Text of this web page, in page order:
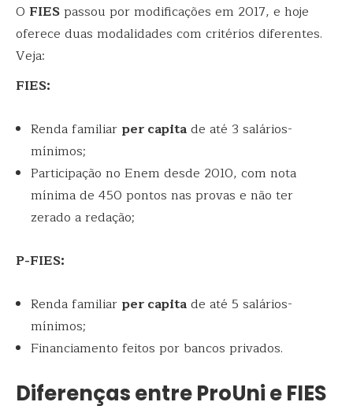
O FIESpassou por modificações em 2017, e hoje
oferece duas modalidades com critérios diferentes.
Veja:
FIES:
Renda familiar per capitade até 3 salários-
mínimos;
Participação no Enem desde 2010, com nota
mínima de 450 pontos nas provas e não ter
zerado a redação;
P-FIES:
Renda familiar per capitade até 5 salários-
mínimos;
Financiamento feitos por bancos privados.
Diferenças entre ProUni e FIES